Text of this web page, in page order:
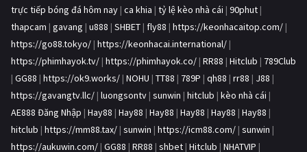
trực tiếp bóng đá hôm nay | ca khia | tỷ lệ kèo nhà cái | 90phut |
thapcam | gavang | u888 | SHBET | fly88 | https://keonhacaitop.com/ |
https://go88.tokyo/ | https://keonhacai.international/ |
https://phimhayok.tv/ | https://phimhayok.co/ | RR88 | Hitclub | 789Club
| GG88 | https://ok9.works/ | NOHU | TT88 | 789P | qh88 | rr88 | J88 |
https://gavangtv.llc/ | luongsontv | sunwin | hitclub | kèo nhà cái |
AE888 Đăng Nhập | Hay88 | Hay88 | Hay88 | Hay88 | Hay88 | Hay88 |
hitclub | https://mm88.tax/ | sunwin | https://icm88.com/ | sunwin |
https://aukuwin.com/ | GG88 | RR88 | shbet | Hitclub | NHATVIP |